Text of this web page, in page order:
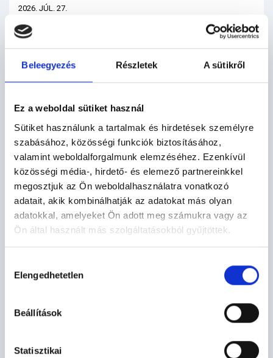
Beleegyezés Részletek A sütikről
Ez a weboldal sütiket használ
Sütiket használunk a tartalmak és hirdetések személyre
szabásához, közösségi funkciók biztosításához,
valamint weboldalforgalmunk elemzéséhez. Ezenkívül
közösségi média-, hirdető- és elemező partnereinkkel
megosztjuk az Ön weboldalhasználatra vonatkozó
adatait, akik kombinálhatják az adatokat más olyan
adatokkal, amelyeket Ön adott meg számukra vagy az
Ön által használt más szolgáltatásokból gyűjtöttek.
kiválasztása
Elengedhetetlen
Beállítások
Statisztikai
2026. JÚL. 27.
IGAZGATÁSI SZÜNET
a Visegrádi Polgármesteri Hivatalban
KÖTELEZŐ SZEMÉLYI IGAZOLVÁNY
CSERE
Megszűnik a könyv formátumú okmány.
TÁJÉKOZTATÓ ÉS KÉRÉS